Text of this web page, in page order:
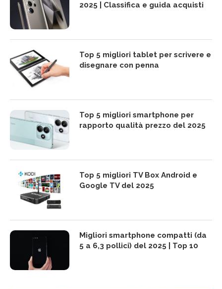
2025 | Classifica e guida acquisti
Top 5 migliori tablet per scrivere e
disegnare con penna
Top 5 migliori smartphone per
rapporto qualità prezzo del 2025
Top 5 migliori TV Box Android e
Google TV del 2025
Migliori smartphone compatti (da
5 a 6,3 pollici) del 2025 | Top 10